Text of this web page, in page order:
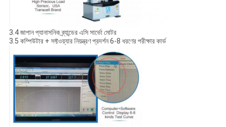
3.4 জাপান প্যানাসনিক ব্র্যান্ডের এসি সার্ভো মোটর
3.5 কম্পিউটার + সফ্টওয়্যার নিয়ন্ত্রণ প্রদর্শন 6-8 ধরণের পরীক্ষার কার্ভ